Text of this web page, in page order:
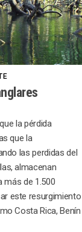
la pérdida
que la
las perdidas del
almacenan
más de 1.500
este resurgimiento
Costa Rica, Benín